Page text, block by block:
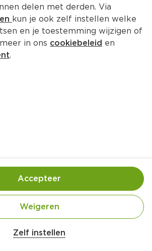
Bereiding
delen met derden. Via
kun je ook zelf instellen welke
en je toestemming wijzigen of
in ons cookiebeleid en
.
Zelf instellen
Weigeren
Accepteer